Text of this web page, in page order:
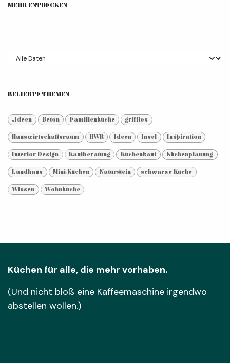
MEHR ENTDECKEN
BELIEBTE THEMEN
,Ideen Beton Familienküche grifflos
Hauswirtschaftsraum HWR Ideen Insel Inspiration
Interior Design Kaufberatung Küchenkauf Küchenplanung
Landhaus Mini-Küchen Naturstein schwarze Küche
Wissen Wohnküche
Küchen für alle, die mehr vorhaben.
(Und nicht bloß eine Kaffeemaschine irgendwo
abstellen wollen.)